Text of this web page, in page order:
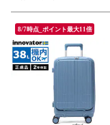
8/7時点_ポイント最大11倍